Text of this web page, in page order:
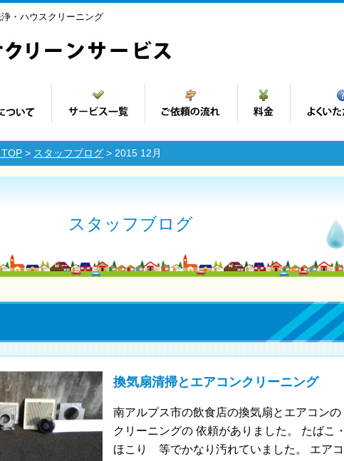
・ハウスクリーニング
> スタッフブログ > 2015 12月
スタッフブログ
換気扇清掃とエアコンクリーニング
南アルプス市の飲食店の換気扇とエアコンの
クリーニングの 依頼がありました。 たばこ・
ほこり 等でかなり汚れていました。 エアコ